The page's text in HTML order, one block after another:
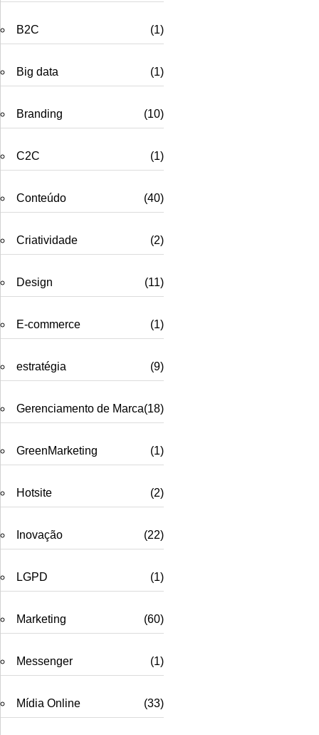
B2C (1)
Big data (1)
Branding (10)
C2C (1)
Conteúdo (40)
Criatividade (2)
Design (11)
E-commerce (1)
estratégia (9)
Gerenciamento de Marca(18)
GreenMarketing (1)
Hotsite (2)
Inovação (22)
LGPD (1)
Marketing (60)
Messenger (1)
Mídia Online (33)